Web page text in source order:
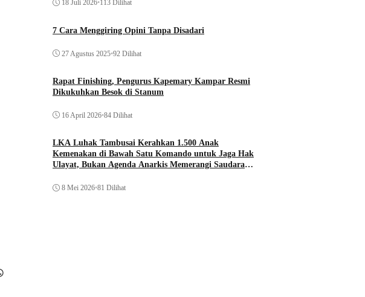
18 Juli 2026•113 Dilihat
7 Cara Menggiring Opini Tanpa Disadari
27 Agustus 2025•92 Dilihat
Rapat Finishing, Pengurus Kapemary Kampar Resmi
Dikukuhkan Besok di Stanum
16 April 2026•84 Dilihat
LKA Luhak Tambusai Kerahkan 1.500 Anak
Kemenakan di Bawah Satu Komando untuk Jaga Hak
Ulayat, Bukan Agenda Anarkis Memerangi Saudara
8 Mei 2026•81 Dilihat